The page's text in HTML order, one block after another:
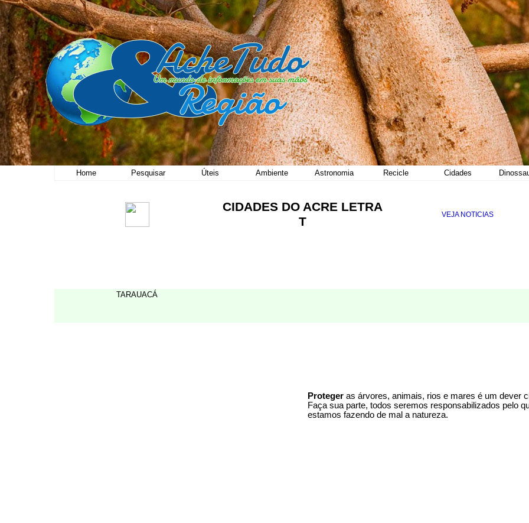
Home Pesquisar Úteis Ambiente Astronomia Recicle Cidades
CIDADES DO ACRE LETRA
T
VEJA NOTICIAS
TARAUACÁ
Proteger as árvores, animais, rios e mares é um dever
Faça sua parte, todos seremos responsabilizados pelo
estamos fazendo de mal a natureza.